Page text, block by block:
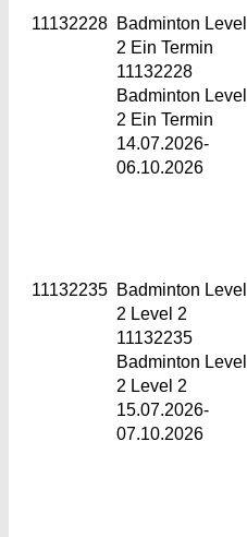
11132228 Badminton Level
2 Ein Termin
11132228
Badminton Level
2 Ein Termin
14.07.2026-
06.10.2026
11132235 Badminton Level
2 Level 2
11132235
Badminton Level
2 Level 2
15.07.2026-
07.10.2026